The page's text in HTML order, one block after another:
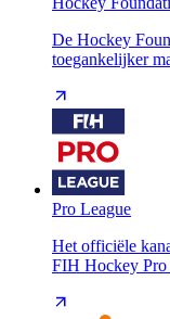
De Hockey
toegankelijker
Pro League
Het officiële
FIH Hockey Pro